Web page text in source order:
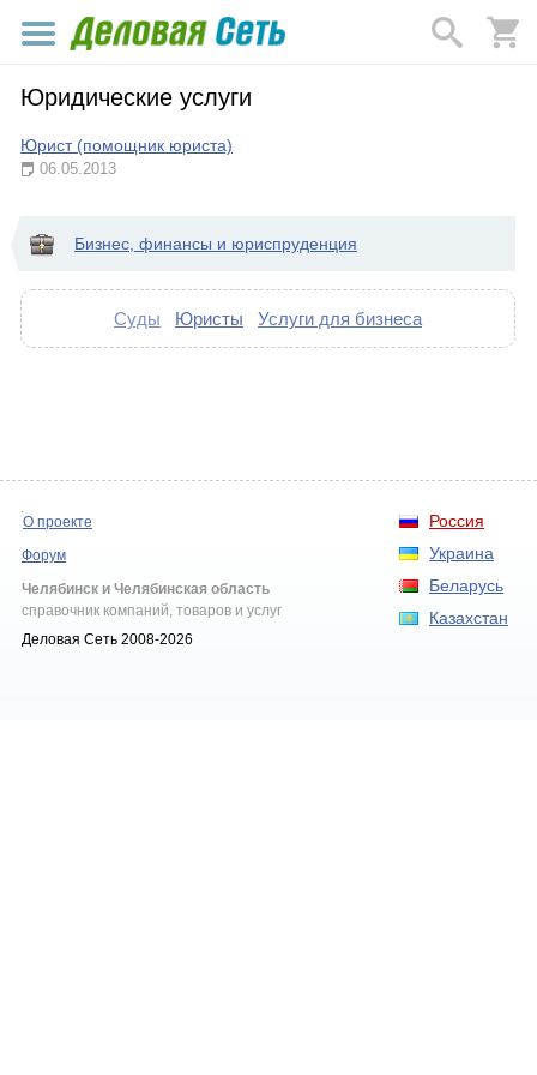
Юридические услуги
Юрист (помощник юриста)
06.05.2013
Бизнес, финансы и юриспруденция
Суды Юристы Услуги для бизнеса
Россия
Украина
Беларусь
Казахстан
О проекте
Форум
Челябинск и Челябинская область
справочник компаний, товаров и услуг
Деловая Сеть 2008-2026